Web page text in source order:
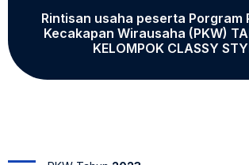
Rintisan usaha peserta Porgram
Kecakapan Wirausaha (PKW)
KELOMPOK CLASSY